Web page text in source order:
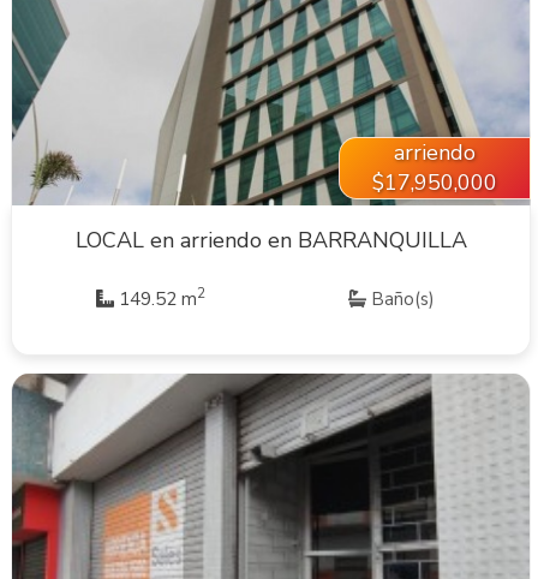
VER INMUEBLE
arriendo
$17,950,000
LOCAL en arriendo en BARRANQUILLA
149.52 m2 Baño(s)
VER INMUEBLE